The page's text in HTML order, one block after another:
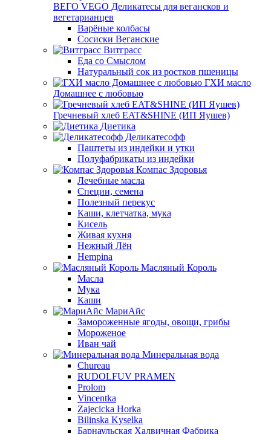
ВЕГО VEGO Деликатесы для вегансков и
вегетарианцев
Варёные колбасы
Сосиски Веганские
Витграсс
Еда со Смыслом
Натуральный сок из ростков пшеницы
ГХИ масло
Домашнее с любовью
Гречневый хлеб EAT&SHINE (ИП Яушев)
Диетика
Деликатесофф
Паштеты из индейки и утки
Полуфабрикаты из индейки
Компас Здоровья
Лечебные масла
Специи, семена
Полезный перекус
Каши, клетчатка, мука
Кисель
Живая кухня
Нежный Лён
Hempina
Масляный Король
Масла
Мука
Каши
МариАйс
Замороженные ягоды, овощи, грибы
Мороженое
Иван чай
Минеральная вода
Chureau
RUDOLFUV PRAMEN
Prolom
Vincentka
Zajecicka Horka
Bilinska Kyselka
Барнаульская Халвичная Фабрика